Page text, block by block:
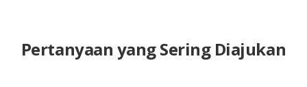
Pertanyaan yang Sering Diajukan